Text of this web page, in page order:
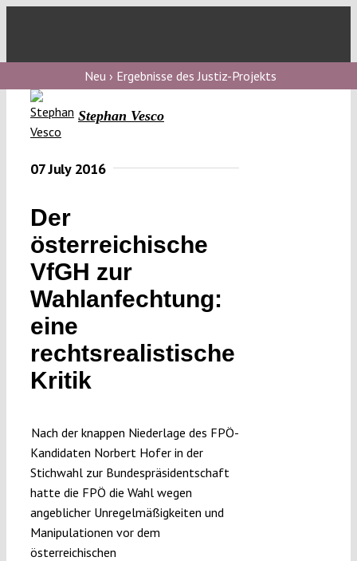
Neu › Ergebnisse des Justiz-Projekts
Stephan Vesco
07 July 2016
Der
österreichische
VfGH zur
Wahlanfechtung:
eine
rechtsrealistische
Kritik
Nach der knappen Niederlage des FPÖ-
Kandidaten Norbert Hofer in der
Stichwahl zur Bundespräsidentschaft
hatte die FPÖ die Wahl wegen
angeblicher Unregelmäßigkeiten und
Manipulationen vor dem
österreichischen